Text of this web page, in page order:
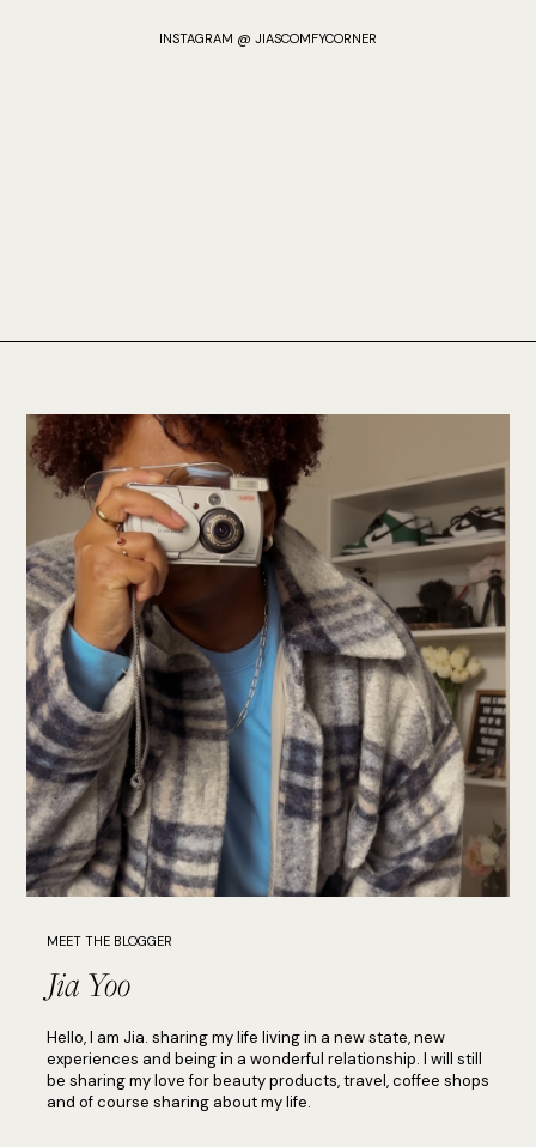
INSTAGRAM @ JIASCOMFYCORNER
MEET THE BLOGGER
Jia Yoo
Hello, I am Jia. sharing my life living in a new state, new
experiences and being in a wonderful relationship. I will still
be sharing my love for beauty products, travel, coffee shops
and of course sharing about my life.